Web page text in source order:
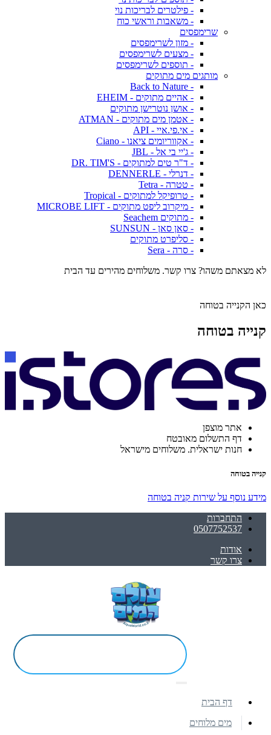
- פילטרים לבריכות נוי
- משאבות וראשי כוח
שרימפסים
- מזון לשרימפסים
- מצעים לשרימפסים
- תוספים לשרימפסים
מותגים מים מתוקים
- Back to Nature
- אהיים מתוקים - EHEIM
- אושן נוטרישן מתוקים
- אטמן מים מתוקים - ATMAN
- אי.פי.איי - API
- אקווריומים ציאנו - Ciano
- ג'יי בי אל - JBL
- ד"ר טים למתוקים - DR. TIM'S
- דנרלי - DENNERLE
- טטרה - Tetra
- טרופיקל למתוקים - Tropical
- מיקרוב ליפט מתוקים - MICROBE LIFT
- מתוקים Seachem
- סאן סאן - SUNSUN
- סליפרט מתוקים
- סרה - Sera
לא מצאתם משהו? צרו קשר. משלוחים מהירים עד הבית
כאן הקנייה בטוחה
קנייה בטוחה
אתר מוצפן
דף התשלום מאובטח
חנות ישראלית. משלוחים מישראל
קנייה בטוחה
מידע נוסף על שירות קניה בטוחה
התחברות
0507752537
אודות
צרו קשר
דף הבית
מים מלוחים